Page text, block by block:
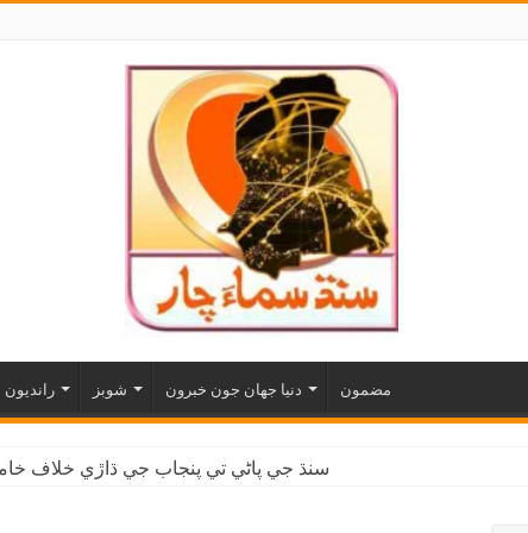
رانديون شوبز دنيا جهان جون خبرون مضمون
سنڌ جي پاڻي تي پنجاب جي ڌاڙي خلاف